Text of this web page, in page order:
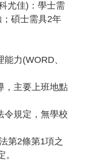
佳)：學士需
碩士需具2年
力(WORD、
主要上班地點
規定，無學校
2條第1項之